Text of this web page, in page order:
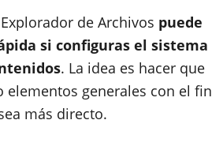
de Archivos puede
si configuras el sistema
. La idea es hacer que
elementos generales con el fin
más directo.